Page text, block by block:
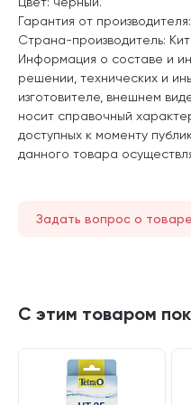
Гарантия от
Страна-производитель:
Информация о составе и
решении, технических и
изготовителе, внешнем
носит справочный
доступных к моменту
данного товара
Задать вопрос о товаре
С этим товаром